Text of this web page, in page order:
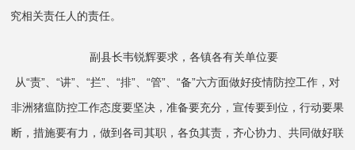
究相关责任人的责任。
副县长韦锐辉要求，各镇各有关单位要
从“责”、“讲”、“拦”、“排”、“管”、“备”六方面做好疫情防控工作，对
非洲猪瘟防控工作态度要坚决，准备要充分，宣传要到位，行动要果
断，措施要有力，做到各司其职，各负其责，齐心协力、共同做好联